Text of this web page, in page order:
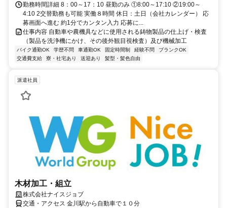
勤務時間詳細 8：00～17：10 昼勤のみ ①8:00～17:10 ②19:00～
4:10 2交替勤務も可能 実働８時間 休日：土日（会社カレンダー） 応
募画面へ進む 約1分でカンタン入力 応募に...
仕事内容 自動車や農機具などに使用される鋳物製品の仕上げ・検査
（製品を洗浄機にかけ、その後外観目視検査）及び機械加工
バイク通勤OK 学歴不問 車通勤OK 固定時間制 経験不問
ブランクOK
交通費支給
寮・社宅あり 送迎あり 髪型・髪色自由
派遣社員
木材加工・組立
株式会社ナイスジョブ
交通・アクセス 金川駅から自動車で１０分